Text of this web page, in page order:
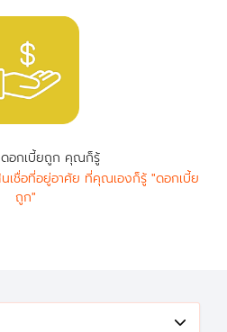
อกเบี้ยถูก คุณก็รู้
นเชื่อที่อยู่อาศัย ที่คุณเองก็รู้ "ดอกเบี้ย
ถูก"